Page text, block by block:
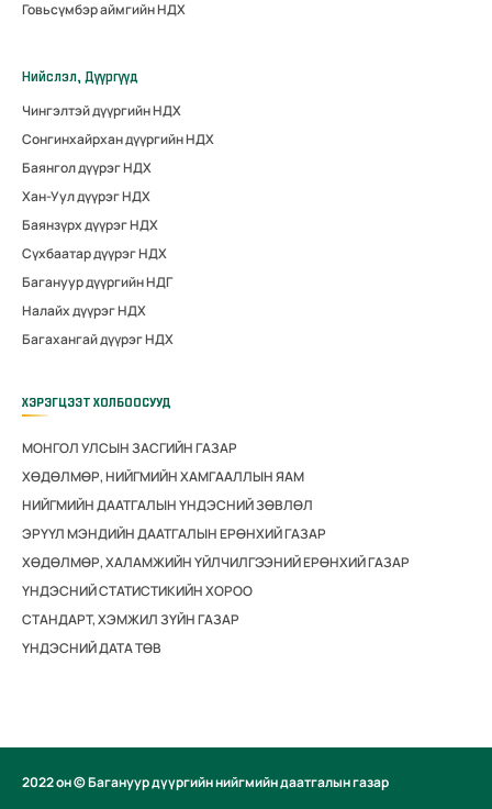
Говьсүмбэр аймгийн НДХ
Нийслэл, Дүүргүүд
Чингэлтэй дүүргийн НДХ
Сонгинхайрхан дүүргийн НДХ
Баянгол дүүрэг НДХ
Хан-Уул дүүрэг НДХ
Баянзүрх дүүрэг НДХ
Сүхбаатар дүүрэг НДХ
Багануур дүүргийн НДГ
Налайх дүүрэг НДХ
Багахангай дүүрэг НДХ
ХЭРЭГЦЭЭТ ХОЛБООСУУД
МОНГОЛ УЛСЫН ЗАСГИЙН ГАЗАР
ХӨДӨЛМӨР, НИЙГМИЙН ХАМГААЛЛЫН ЯАМ
НИЙГМИЙН ДААТГАЛЫН ҮНДЭСНИЙ ЗӨВЛӨЛ
ЭРҮҮЛ МЭНДИЙН ДААТГАЛЫН ЕРӨНХИЙ ГАЗАР
ХӨДӨЛМӨР, ХАЛАМЖИЙН ҮЙЛЧИЛГЭЭНИЙ ЕРӨНХИЙ ГАЗАР
ҮНДЭСНИЙ СТАТИСТИКИЙН ХОРОО
СТАНДАРТ, ХЭМЖИЛ ЗҮЙН ГАЗАР
ҮНДЭСНИЙ ДАТА ТӨВ
2022 он © Багануур дүүргийн нийгмийн даатгалын газар